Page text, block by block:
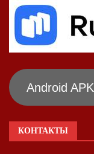
Android APK
КОНТАКТЫ